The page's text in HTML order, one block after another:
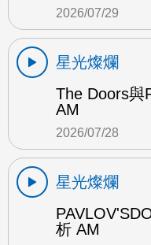
2026/07/29
星光燦爛
The Doors與
AM
2026/07/28
星光燦爛
析 AM